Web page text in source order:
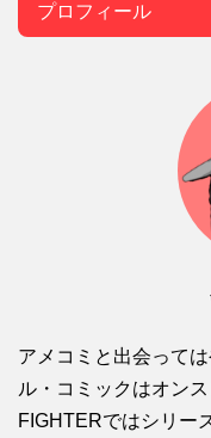
プロフィール
アメコミと出会って
ル・コミックはオン
FIGHTERではシリー